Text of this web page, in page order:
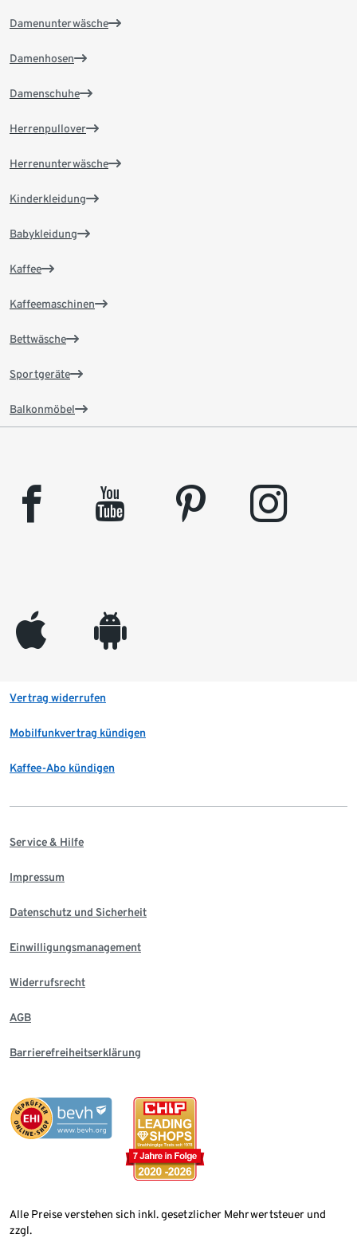
Damenunterwäsche
Damenhosen
Damenschuhe
Herrenpullover
Herrenunterwäsche
Kinderkleidung
Babykleidung
Kaffee
Kaffeemaschinen
Bettwäsche
Sportgeräte
Balkonmöbel
facebook youtube pinterest instagram
appleinc android
Vertrag widerrufen
Mobilfunkvertrag kündigen
Kaffee-Abo kündigen
Service & Hilfe
Impressum
Datenschutz und Sicherheit
Einwilligungsmanagement
Widerrufsrecht
AGB
Barrierefreiheitserklärung
Alle Preise verstehen sich inkl. gesetzlicher Mehrwertsteuer und
zzgl.